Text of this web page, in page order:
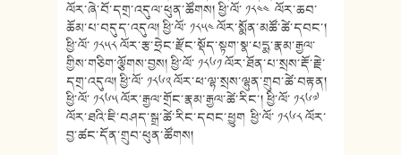
ལོར་ཞེ་བོ་དགྲ་འདུལ་ཕུན་ཚོགས། ཕྱི་ལོ་ ༡༨༤༤ ལོར་ཆབ་
ཆོམ་པ་བདུད་འདུལ། ཕྱི་ལོ་ ༡༨༥༤ ལོར་སྨོན་མཚོ་ཚེ་དབང་།
ཕྱི་ལོ་ ༡༨༥༨ ལོར་རྩ་ཧྲེང་རྫོང་སྡོད་སྟག་སྣ་པདྨ་རྣམ་རྒྱལ་
གྱིས་གཅིག་ལྕོགས་བྱས། ཕྱི་ལོ་ ༡༨༦༡ ལོར་ཐོན་པ་སྲས་རྡོ་རྗེ་
དགྲ་འདུལ། ཕྱི་ལོ་ ༡༨༦༢ ལོར་ཕ་ལྷ་སྲས་ལྷུན་གྲུབ་ཚེ་བརྟན།
ཕྱི་ལོ་ ༡༨༦༥ ལོར་རྒྱལ་གྲོང་རྣམ་རྒྱལ་ཚེ་རིང་། ཕྱི་ལོ་ ༡༨༦༧
ལོར་ཐའི་ཇི་བཤད་སྒྲ་ཚེ་རིང་དབང་ཕྱུག ཕྱི་ལོ་ ༡༨༦༨ ལོར་
བྱ་ཚང་དོན་གྲུབ་ཕུན་ཚོགས།